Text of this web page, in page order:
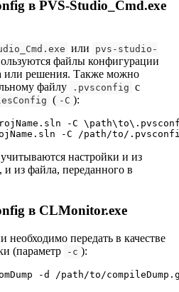
в PVS-Studio_Cmd.exe
или
pvs-studio-
файлы конфигурации
или решения. Также можно
файлу
.pvsconfig с
( -C ):
-C
-C /path/to/
настройки и из
из файла, переданного в
в CLMonitor.exe
передать в качестве
(параметр
-c ):
-d /path/to/